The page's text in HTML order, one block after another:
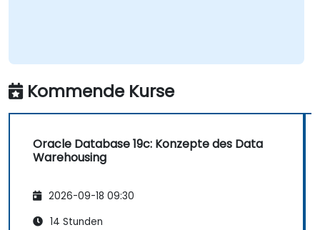
Kommende Kurse
Oracle Database 19c: Konzepte des Data
Warehousing
2026-09-18 09:30
14 Stunden